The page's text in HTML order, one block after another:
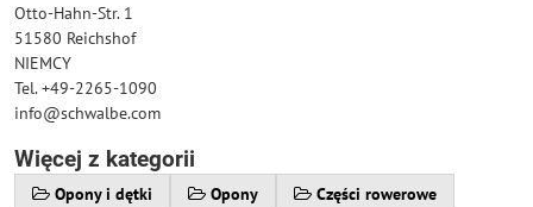
Otto-Hahn-Str. 1
51580 Reichshof
NIEMCY
Tel. +49-2265-1090
info@schwalbe.com
Więcej z kategorii
Opony i dętki Opony Części rowerowe